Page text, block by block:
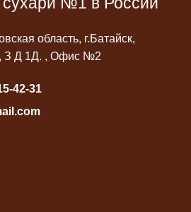
область, г.Батайск,
З Д 1Д. , Офис №2
42-31